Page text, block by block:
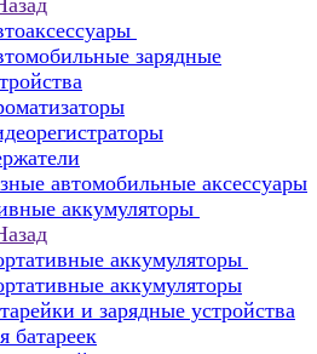
зарядные
автомобильные аксессуары
аккумуляторы
аккумуляторы
аккумуляторы
и зарядные устройства
батареек